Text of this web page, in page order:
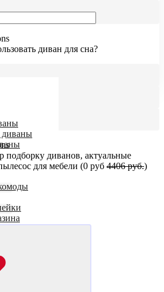
диван для сна?
подборку диванов, актуальные
для мебели (0 руб 4406 руб.)